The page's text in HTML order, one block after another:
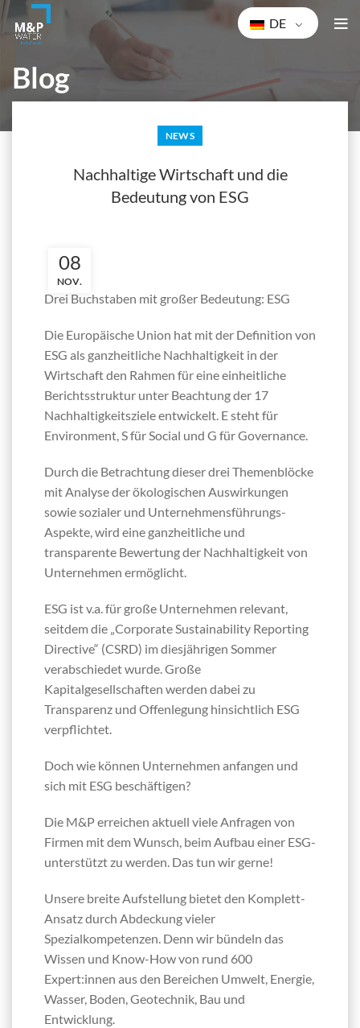
DE
Blog
NEWS
Nachhaltige Wirtschaft und die
Bedeutung von ESG
08
NOV.
Drei Buchstaben mit großer Bedeutung: ESG
Die Europäische Union hat mit der Definition von
ESG als ganzheitliche Nachhaltigkeit in der
Wirtschaft den Rahmen für eine einheitliche
Berichtsstruktur unter Beachtung der 17
Nachhaltigkeitsziele entwickelt. E steht für
Environment, S für Social und G für Governance.
Durch die Betrachtung dieser drei Themenblöcke
mit Analyse der ökologischen Auswirkungen
sowie sozialer und Unternehmensführungs-
Aspekte, wird eine ganzheitliche und
transparente Bewertung der Nachhaltigkeit von
Unternehmen ermöglicht.
ESG ist v.a. für große Unternehmen relevant,
seitdem die „Corporate Sustainability Reporting
Directive“ (CSRD) im diesjährigen Sommer
verabschiedet wurde. Große
Kapitalgesellschaften werden dabei zu
Transparenz und Offenlegung hinsichtlich ESG
verpflichtet.
Doch wie können Unternehmen anfangen und
sich mit ESG beschäftigen?
Die M&P erreichen aktuell viele Anfragen von
Firmen mit dem Wunsch, beim Aufbau einer ESG-
unterstützt zu werden. Das tun wir gerne!
Unsere breite Aufstellung bietet den Komplett-
Ansatz durch Abdeckung vieler
Spezialkompetenzen. Denn wir bündeln das
Wissen und Know-How von rund 600
Expert:innen aus den Bereichen Umwelt, Energie,
Wasser, Boden, Geotechnik, Bau und
Entwicklung.